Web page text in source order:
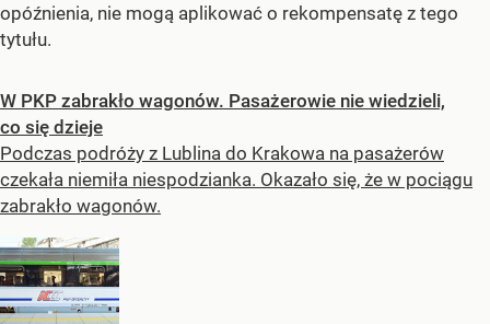
opóźnienia, nie mogą aplikować o rekompensatę z tego
tytułu.
W PKP zabrakło wagonów. Pasażerowie nie wiedzieli,
co się dzieje
Podczas podróży z Lublina do Krakowa na pasażerów
czekała niemiła niespodzianka. Okazało się, że w pociągu
zabrakło wagonów.